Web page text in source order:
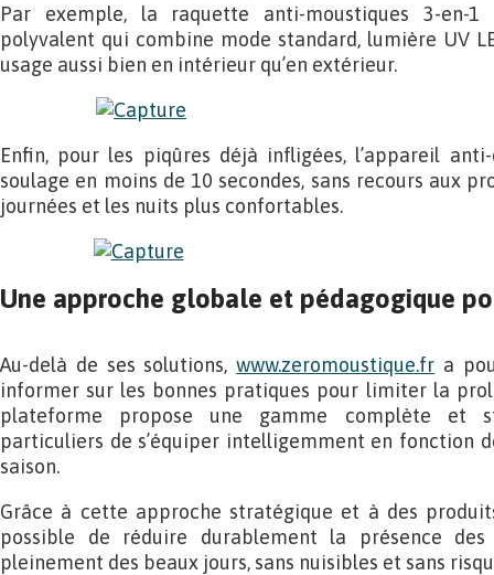
Par exemple, la raquette anti-moustiques 3-en-
polyvalent qui combine mode standard, lumière UV
usage aussi bien en intérieur qu’en extérieur.
Enfin, pour les piqûres déjà infligées, l’appareil
soulage en moins de 10 secondes, sans recours aux
journées et les nuits plus confortables.
Une approche globale et pédagogique
Au-delà de ses solutions,www.zeromoustique.fr a
informer sur les bonnes pratiques pour limiter la
plateforme propose une gamme complète et
particuliers de s’équiper intelligemment en fonction
saison.
Grâce à cette approche stratégique et à des
possible de réduire durablement la présence
pleinement des beaux jours, sans nuisibles et sans